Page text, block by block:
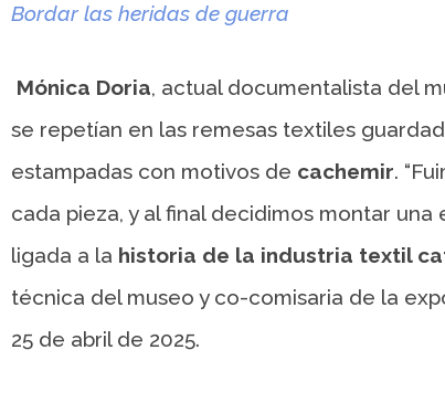
Bordar las heridas de guerra
Mónica Doria, actual documentalista del
se repetían en las remesas textiles
estampadas con motivos de cachemir.
cada pieza, y al final decidimos montar
ligada a la historia de la industria textil
técnica del museo y co-comisaria de la
25 de abril de 2025.